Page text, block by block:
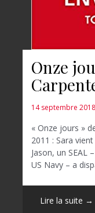
Onze
14 septembre 2018
« Onze jours »
2011 : Sara
Jason, un SEAL
US Navy – a
Lire la suite →